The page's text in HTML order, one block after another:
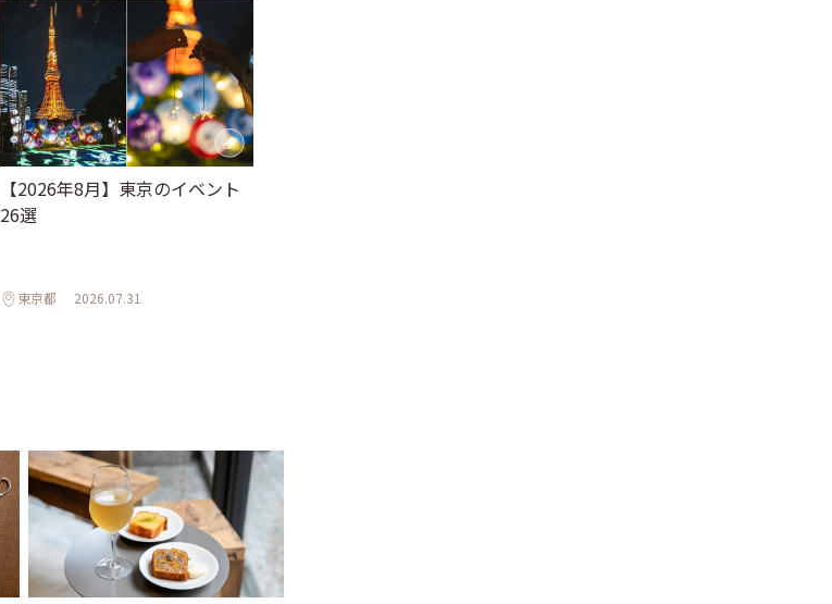
【2026年8月】東京のイベント
26選
東京都 2026.07.31